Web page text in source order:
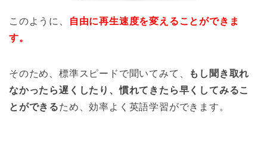
このように、
自由に再生速度を変えることができま
す。
そのため、標準スピードで聞いてみて、
もし聞き取れ
なかったら遅くしたり、慣れてきたら早くしてみるこ
とができるため、効率よく英語学習ができます。